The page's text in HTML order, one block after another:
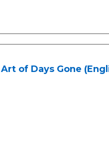
of Days Gone